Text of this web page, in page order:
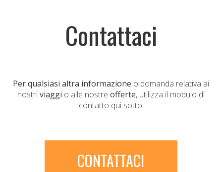
Contattaci
Per qualsiasi altra informazione o domanda relativa ai
nostriviaggi o alle nostre offerte, utilizza il modulo di
contatto qui sotto.
CONTATTACI